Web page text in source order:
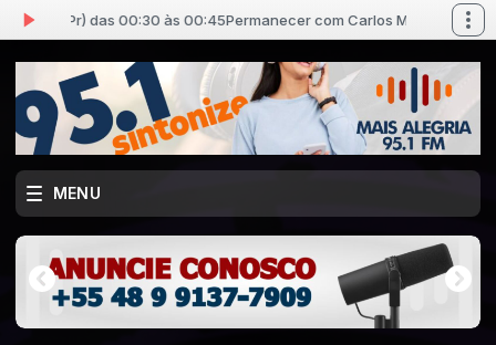
(Pr) das 00:30 às 00:45Permanecer com Carlos McCord (Pr)
MENU